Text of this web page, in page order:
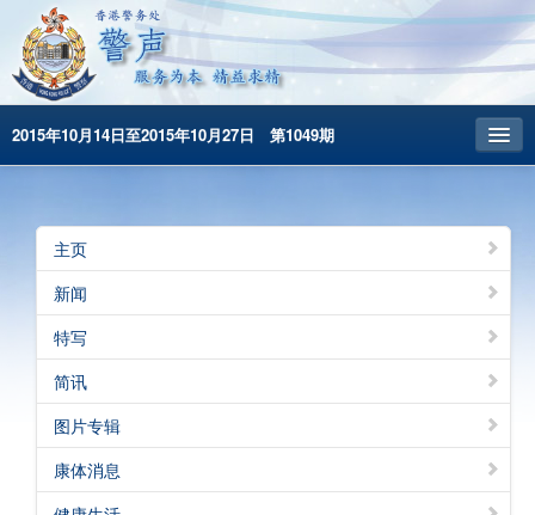
2015年10月14日至2015年10月27日 第1049期
昔日警声
警务处主页
繁體版
English
主页
新闻
特写
简讯
图片专辑
康体消息